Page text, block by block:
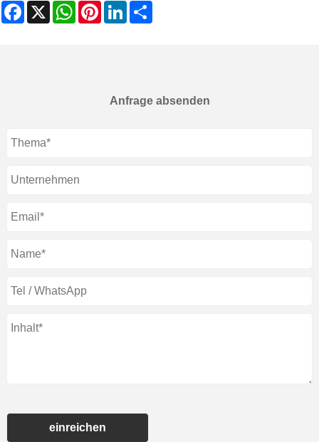
Facebook
X WhatsAppPinterestLinkedIn
Anfrage absenden
einreichen